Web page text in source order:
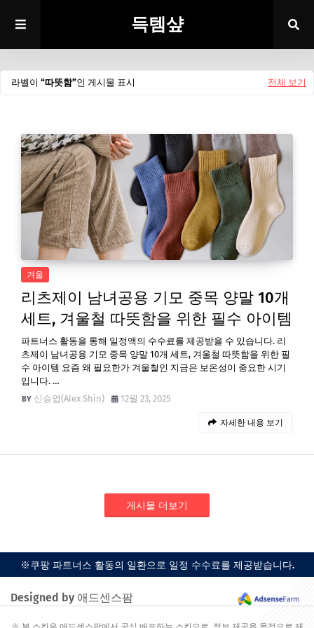
득템샾
라벨이 따뜻함 인 게시물 표시 전체 보기
겨울
리츠제이 남녀공용 기모 중목 양말 10개
세트, 겨울철 따뜻함을 위한 필수 아이템
파트너스 활동을 통해 일정액의 수수료를 제공받을 수 있습니다. 리
츠제이 남녀공용 기모 중목 양말 10개 세트, 겨울철 따뜻함을 위한 필
수 아이템 요즘 왜 필요한가 겨울철인 지금은 보온성이 중요한 시기
입니다. …
신승엽(Alex Shin)
12월 23, 2025
자세한 내용 보기
게시물 더보기
※쿠팡 파트너스 활동의 일환으로 일정 수수료를 제공받습니다.
Designed by 애드센스팜